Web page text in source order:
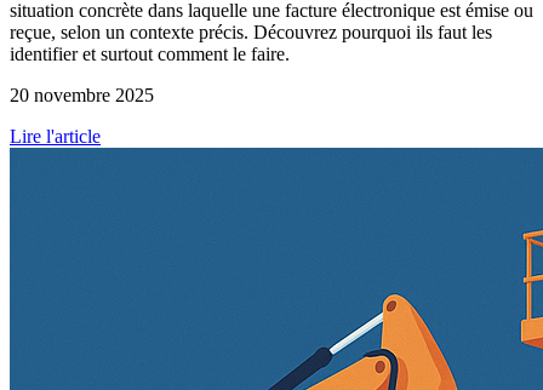
situation concrète dans laquelle une facture électronique est émise ou
reçue, selon un contexte précis. Découvrez pourquoi ils faut les
identifier et surtout comment le faire.
20 novembre 2025
Lire l'article